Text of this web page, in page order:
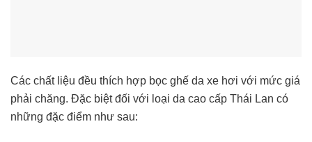
Các chất liệu đều thích hợp bọc ghế da xe hơi với mức giá
phải chăng. Đặc biệt đối với loại da cao cấp Thái Lan có
những đặc điểm như sau: